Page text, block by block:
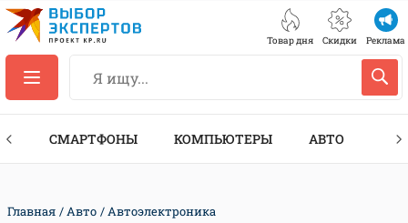
Товар дня Скидки Реклама
СМАРТФОНЫ КОМПЬЮТЕРЫ АВТО
Главная Авто
Автоэлектроника